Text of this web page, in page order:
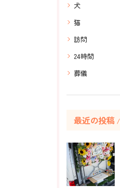
犬
猫
訪問
24時間
葬儀
最近の投稿